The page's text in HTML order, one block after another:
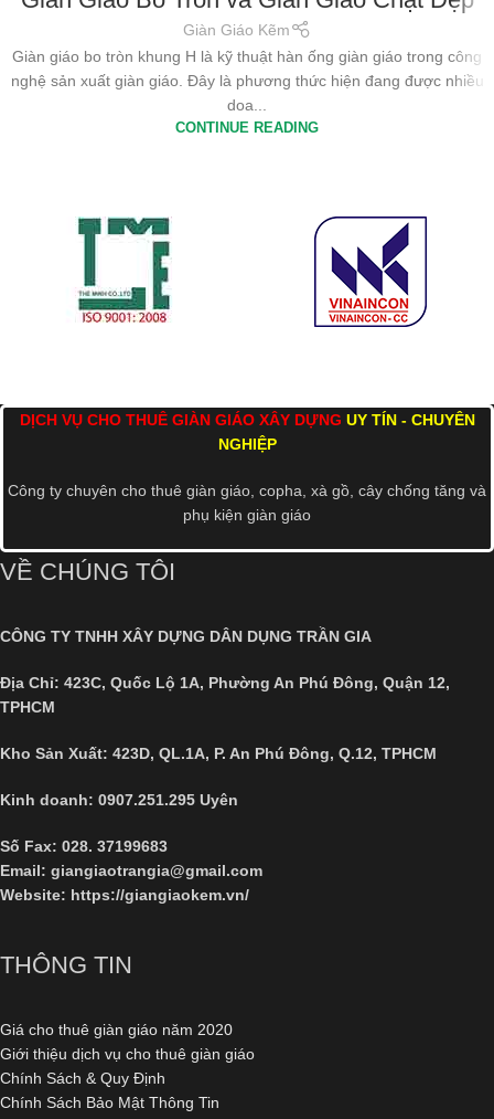
Giàn Giáo Kẽm
Giàn giáo bo tròn khung H là kỹ thuật hàn ống giàn giáo trong công
nghệ sản xuất giàn giáo. Đây là phương thức hiện đang được nhiều
doa...
CONTINUE READING
DỊCH VỤ CHO THUÊ GIÀN GIÁO XÂY DỰNG UY TÍN - CHUYÊN
NGHIỆP
Công ty chuyên cho thuê giàn giáo, copha, xà gồ, cây chống tăng và
phụ kiện giàn giáo
VỀ CHÚNG TÔI
CÔNG TY TNHH XÂY DỰNG DÂN DỤNG TRẦN GIA
Địa Chỉ: 423C, Quốc Lộ 1A, Phường An Phú Đông, Quận 12,
TPHCM
Kho Sản Xuất: 423D, QL.1A, P. An Phú Đông, Q.12, TPHCM
Kinh doanh: 0907.251.295 Uyên
Số Fax: 028. 37199683
Email: giangiaotrangia@gmail.com
Website: https://giangiaokem.vn/
THÔNG TIN
Giá cho thuê giàn giáo năm 2020
Giới thiệu dịch vụ cho thuê giàn giáo
Chính Sách & Quy Định
Chính Sách Bảo Mật Thông Tin